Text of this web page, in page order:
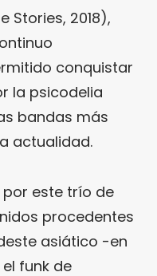
Stories, 2018),
conquistar
la psicodelia
bandas más
actualidad.
este trío de
procedentes
asiático -en
funk de